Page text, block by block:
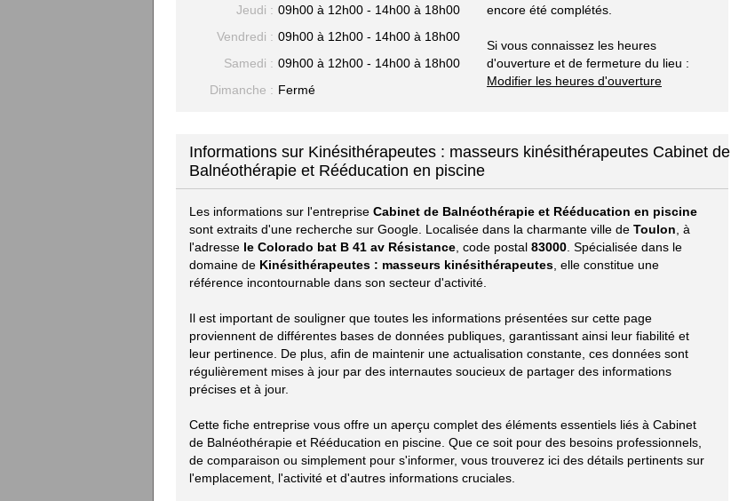
Jeudi : 09h00 à 12h00 - 14h00 à 18h00
Vendredi : 09h00 à 12h00 - 14h00 à 18h00
Samedi : 09h00 à 12h00 - 14h00 à 18h00
Dimanche : Fermé
encore été complétés.
Si vous connaissez les heures
d'ouverture et de fermeture du lieu :
Modifier les heures d'ouverture
Informations sur Kinésithérapeutes : masseurs kinésithérapeutes Cabinet de
Balnéothérapie et Rééducation en piscine
Les informations sur l'entreprise Cabinet de Balnéothérapie et Rééducation en piscine
sont extraits d'une recherche sur Google. Localisée dans la charmante ville de Toulon , à
l'adresse le Colorado bat B 41 av Résistance , code postal 83000 . Spécialisée dans le
domaine de Kinésithérapeutes : masseurs kinésithérapeutes , elle constitue une
référence incontournable dans son secteur d'activité.
Il est important de souligner que toutes les informations présentées sur cette page
proviennent de différentes bases de données publiques, garantissant ainsi leur fiabilité et
leur pertinence. De plus, afin de maintenir une actualisation constante, ces données sont
régulièrement mises à jour par des internautes soucieux de partager des informations
précises et à jour.
Cette fiche entreprise vous offre un aperçu complet des éléments essentiels liés à Cabinet
de Balnéothérapie et Rééducation en piscine. Que ce soit pour des besoins professionnels,
de comparaison ou simplement pour s'informer, vous trouverez ici des détails pertinents sur
l'emplacement, l'activité et d'autres informations cruciales.